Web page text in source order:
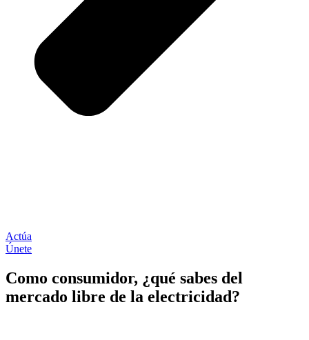
Actúa
Únete
Como consumidor, ¿qué sabes del
mercado libre de la electricidad?